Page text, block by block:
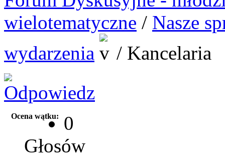
wielotematyczne / Nasze
wydarzenia
/ Kancelaria
Ocena wątku:
0
Głosów